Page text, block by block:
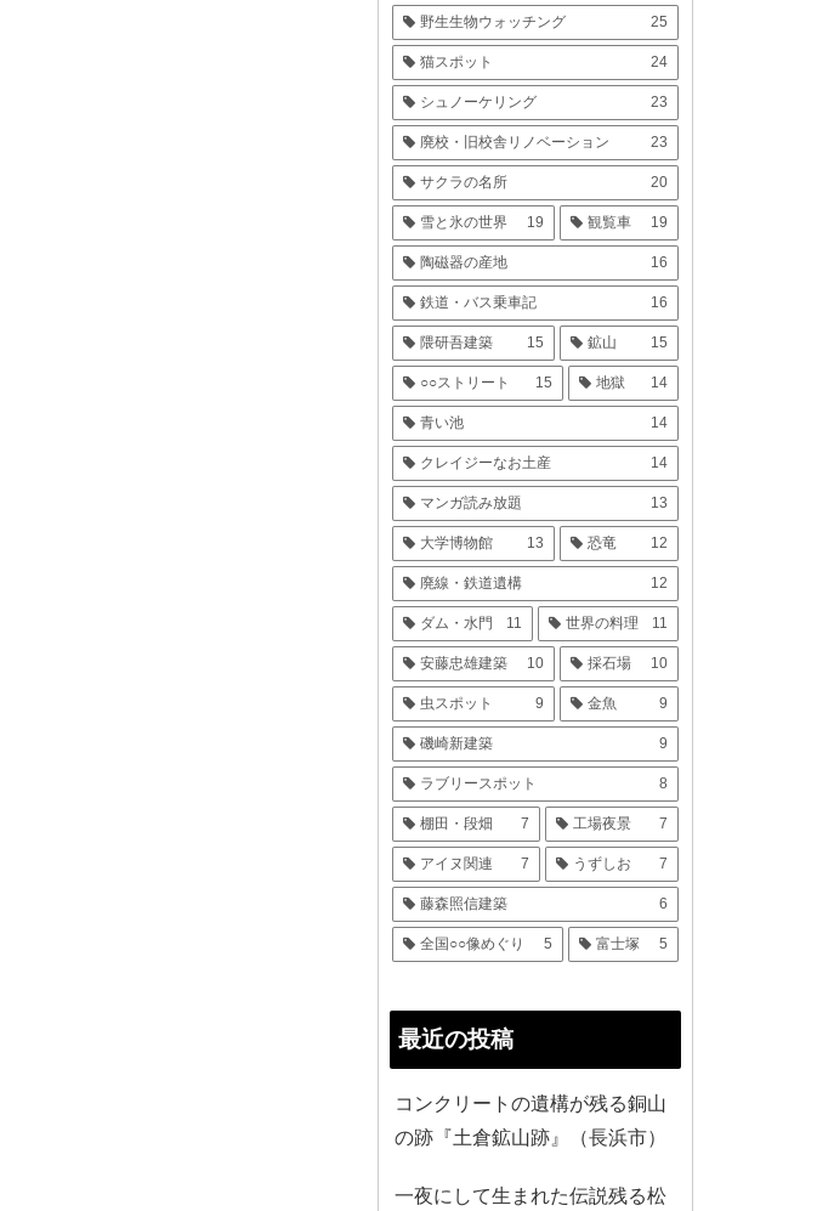
野生生物ウォッチング 25
猫スポット 24
シュノーケリング 23
廃校・旧校舎リノベーション 23
サクラの名所 20
雪と氷の世界 19 観覧車 19
陶磁器の産地 16
鉄道・バス乗車記 16
隈研吾建築 15 鉱山 15
○○ストリート 15 地獄 14
青い池 14
クレイジーなお土産 14
マンガ読み放題 13
大学博物館 13 恐竜 12
廃線・鉄道遺構 12
ダム・水門 11 世界の料理 11
安藤忠雄建築 10 採石場 10
虫スポット 9 金魚 9
磯崎新建築 9
ラブリースポット 8
棚田・段畑 7 工場夜景 7
アイヌ関連 7 うずしお 7
藤森照信建築 6
全国○○像めぐり 5 富士塚 5
最近の投稿
コンクリートの遺構が残る銅山
の跡『土倉鉱山跡』（長浜市）
一夜にして生まれた伝説残る松